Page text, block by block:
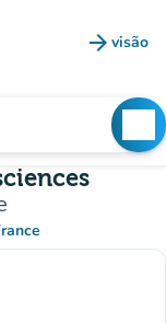
arrow_forward visão
(novo